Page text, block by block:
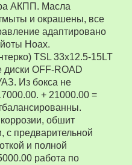
АКПП. Масла
и окрашены, все
адаптировано
Ноах.
TSL 33x12.5-15LT
OFF-ROAD
Из бокса не
+ 21000.00 =
обшит
предварительной
и полной
работа по